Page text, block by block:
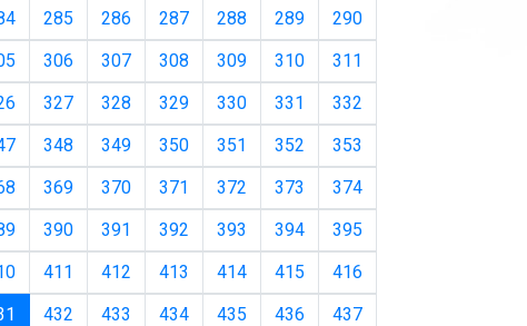
285 286 287 288 289
290
306 307 308 309 310
311
327 328 329 330 331
332
348 349 350 351 352
353
369 370 371 372 373
374
390 391 392 393 394
395
411 412 413 414 415
416
(current)
432 433 434 435 436
437